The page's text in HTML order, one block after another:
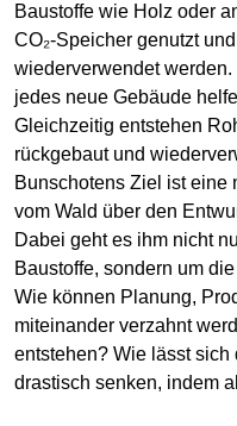
Baustoffe wie Holz oder
CO₂-Speicher genutzt
wiederverwendet
jedes neue Gebäude
Gleichzeitig entstehen
rückgebaut und
Bunschotens Ziel ist eine
vom Wald über den
Dabei geht es ihm nicht
Baustoffe, sondern um
Wie können Planung,
miteinander verzahnt
entstehen? Wie lässt sich
drastisch senken, indem